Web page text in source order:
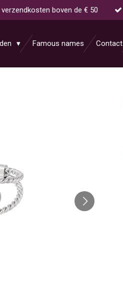
boven de € 50
Famous names Contact